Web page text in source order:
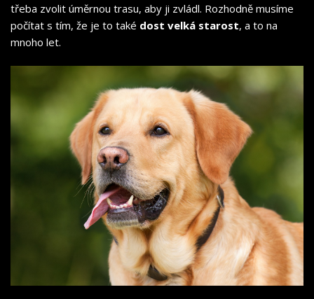
třeba zvolit úměrnou trasu, aby ji zvládl. Rozhodně musíme
počítat s tím, že je to také dost velká starost, a to na
mnoho let.